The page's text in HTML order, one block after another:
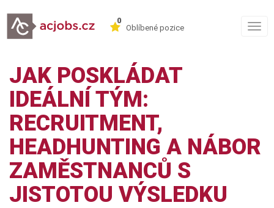
0
Oblíbené pozice
JAK POSKLÁDAT
IDEÁLNÍ TÝM:
RECRUITMENT,
HEADHUNTING A NÁBOR
ZAMĚSTNANCŮ S
JISTOTOU VÝSLEDKU